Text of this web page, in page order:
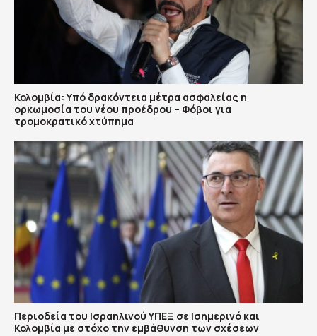
Κολομβία: Υπό δρακόντεια μέτρα ασφαλείας η
ορκωμοσία του νέου προέδρου – Φόβοι για
τρομοκρατικό χτύπημα
Περιοδεία του Ισραηλινού ΥΠΕΞ σε Ισημερινό και
Κολομβία με στόχο την εμβάθυνση των σχέσεων